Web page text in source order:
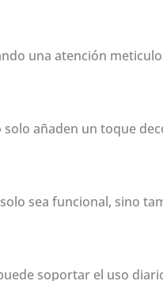
una atención
añaden un toque
sea funcional, sino
soportar el uso